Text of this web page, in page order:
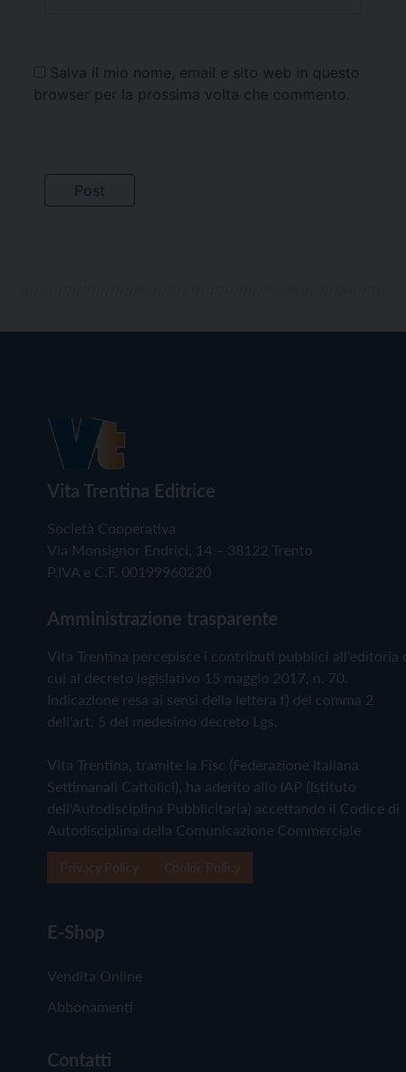
Salva il mio nome, email e sito web in questo
browser per la prossima volta che commento.
Vita Trentina Editrice
Società Cooperativa
Via Monsignor Endrici, 14 – 38122 Trento
P.IVA e C.F. 00199960220
Amministrazione trasparente
Vita Trentina percepisce i contributi pubblici all'editoria
cui al decreto legislativo 15 maggio 2017, n. 70.
Indicazione resa ai sensi della lettera f) del comma 2
dell'art. 5 del medesimo decreto Lgs.
Vita Trentina, tramite la Fisc (Federazione Italiana
Settimanali Cattolici), ha aderito allo IAP (Istituto
dell'Autodisciplina Pubblicitaria) accettando il Codice di
Autodisciplina della Comunicazione Commerciale
E-Shop
Vendita Online
Abbonamenti
Contatti